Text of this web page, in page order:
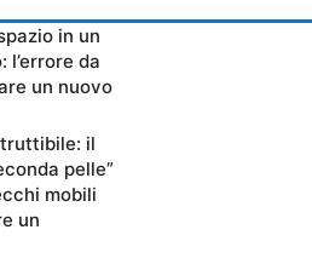
in un
da
un nuovo
il
pelle”
mobili
un